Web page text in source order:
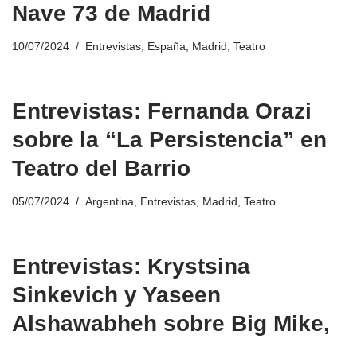
Nave 73 de Madrid
10/07/2024 Entrevistas España Madrid Teatro
Entrevistas: Fernanda Orazi
sobre la “La Persistencia” en
Teatro del Barrio
05/07/2024 Argentina Entrevistas Madrid Teatro
Entrevistas: Krystsina
Sinkevich y Yaseen
Alshawabheh sobre Big Mike,